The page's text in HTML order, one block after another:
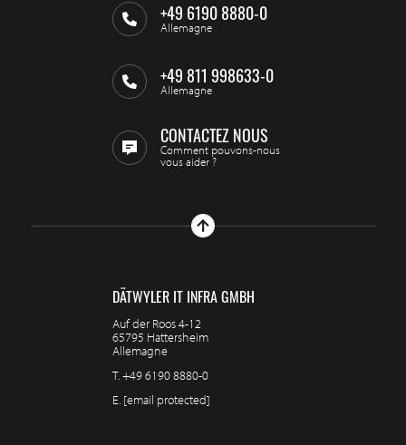
+49 6190 8880-0
Allemagne
+49 811 998633-0
Allemagne
CONTACTEZ NOUS
Comment pouvons-nous
vous aider ?
DÄTWYLER IT INFRA GMBH
Auf der Roos 4-12
65795 Hattersheim
Allemagne
T.+49 6190 8880-0
E. [email protected]